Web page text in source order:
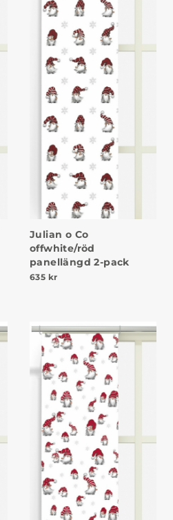
Julian o Co
offwhite/röd
panellängd 2-pack
635 kr